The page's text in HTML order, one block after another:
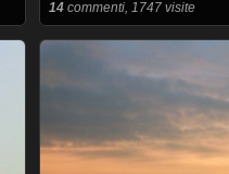
14commenti, 1747 visite